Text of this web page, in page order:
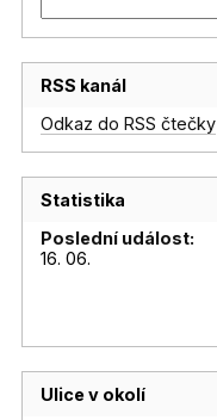
RSS kanál
Odkaz do RSS čtečky
Statistika
Poslední událost:
16. 06.
Ulice v okolí